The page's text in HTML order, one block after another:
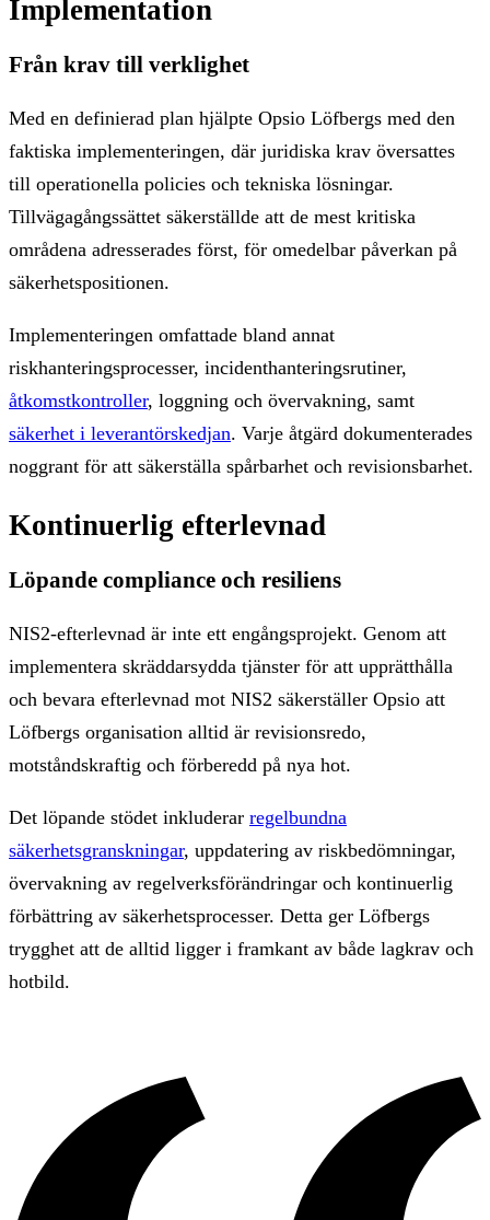
Implementation
Från krav till verklighet
Med en definierad plan hjälpte Opsio Löfbergs med den
faktiska implementeringen, där juridiska krav översattes
till operationella policies och tekniska lösningar.
Tillvägagångssättet säkerställde att de mest kritiska
områdena adresserades först, för omedelbar påverkan på
säkerhetspositionen.
Implementeringen omfattade bland annat
riskhanteringsprocesser, incidenthanteringsrutiner,
åtkomstkontroller, loggning och övervakning, samt
säkerhet i leverantörskedjan. Varje åtgärd dokumenterades
noggrant för att säkerställa spårbarhet och revisionsbarhet.
Kontinuerlig efterlevnad
Löpande compliance och resiliens
NIS2-efterlevnad är inte ett engångsprojekt. Genom att
implementera skräddarsydda tjänster för att upprätthålla
och bevara efterlevnad mot NIS2 säkerställer Opsio att
Löfbergs organisation alltid är revisionsredo,
motståndskraftig och förberedd på nya hot.
Det löpande stödet inkluderar regelbundna
säkerhetsgranskningar, uppdatering av riskbedömningar,
övervakning av regelverksförändringar och kontinuerlig
förbättring av säkerhetsprocesser. Detta ger Löfbergs
trygghet att de alltid ligger i framkant av både lagkrav och
hotbild.